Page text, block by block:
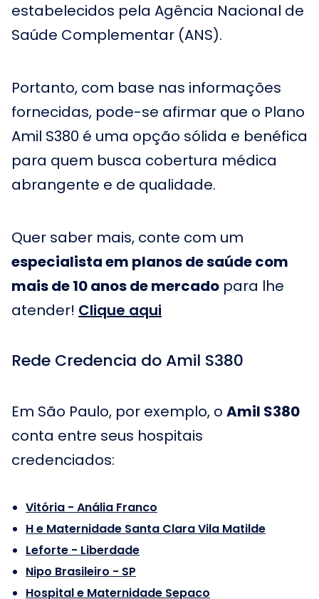
estabelecidos pela Agência Nacional de
Saúde Complementar (ANS).
Portanto, com base nas informações
fornecidas, pode-se afirmar que o Plano
Amil S380 é uma opção sólida e benéfica
para quem busca cobertura médica
abrangente e de qualidade.
Quer saber mais, conte com um
especialista em planos de saúde com
mais de 10 anos de mercado para lhe
atender! Clique aqui
Rede Credencia do Amil S380
Em São Paulo, por exemplo, o Amil S380
conta entre seus hospitais
credenciados:
Vitória - Anália Franco
H e Maternidade Santa Clara Vila Matilde
Leforte - Liberdade
Nipo Brasileiro - SP
Hospital e Maternidade Sepaco